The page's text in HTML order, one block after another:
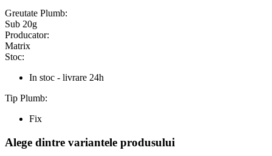
Greutate Plumb:
Sub 20g
Producator:
Matrix
Stoc:
In stoc - livrare 24h
Tip Plumb:
Fix
Alege dintre variantele produsului